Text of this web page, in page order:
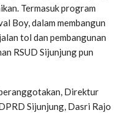
Termasuk program
Boy, dalam membangun
tol dan pembangunan
RSUD Sijunjung pun
Direktur
Sijunjung, Dasri Rajo